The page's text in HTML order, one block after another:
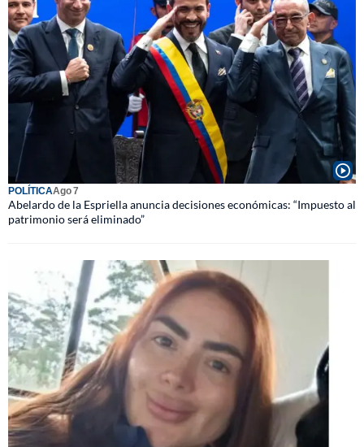
POLÍTICAAgo 7
Abelardo de la Espriella anuncia decisiones económicas: “Impuesto al
patrimonio será eliminado”